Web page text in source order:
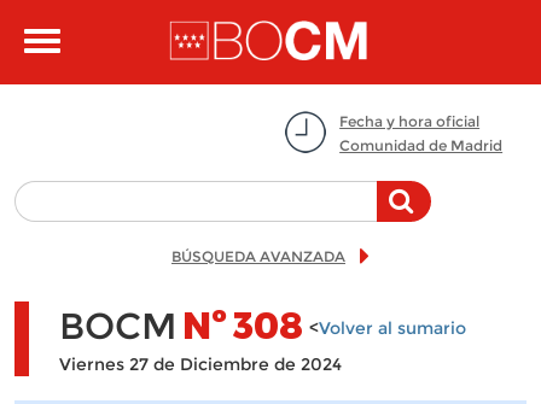
Toggle
Fecha y hora oficial
Comunidad de Madrid
BÚSQUEDA AVANZADA
BOCM Nº308 <Volver al sumario
Viernes 27 de Diciembre de 2024